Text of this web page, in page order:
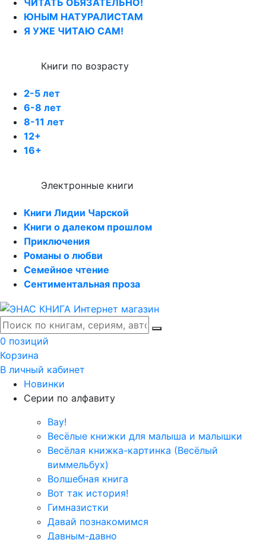
ЧИТАТЬ ОБЯЗАТЕЛЬНО!
ЮНЫМ НАТУРАЛИСТАМ
Я УЖЕ ЧИТАЮ САМ!
Книги по возрасту
2-5 лет
6-8 лет
8-11 лет
12+
16+
Электронные книги
Книги Лидии Чарской
Книги о далеком прошлом
Приключения
Романы о любви
Семейное чтение
Сентиментальная проза
0 позиций
Корзина
В личный кабинет
Новинки
Серии по алфавиту
Вау!
Весёлые книжки для малыша и малышки
Весёлая книжка-картинка (Весёлый
виммельбух)
Волшебная книга
Вот так история!
Гимназистки
Давай познакомимся
Давным-давно